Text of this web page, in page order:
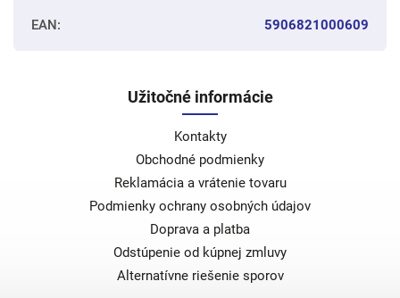
EAN: 5906821000609
Užitočné informácie
Kontakty
Obchodné podmienky
Reklamácia a vrátenie tovaru
Podmienky ochrany osobných údajov
Doprava a platba
Odstúpenie od kúpnej zmluvy
Alternatívne riešenie sporov